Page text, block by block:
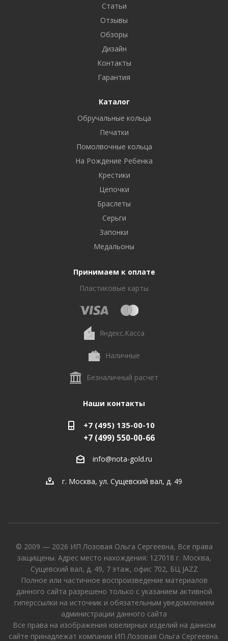
Статьи
Отзывы
Обзоры
Дизайн
Контакты
Гарантия
Каталог
Обручальные кольца
Печатки
Помолвочные кольца
На Рождение Ребенка
Крестики
Цепочки
Браслеты
Серьги
Запонки
Медальоны
Принимаем к оплате
Пластиковые карты
Яндекс.Касса
Наличные
Безналичный расчет
Наши контакты
+7 (495) 135-00-10
+7 (499) 550-00-66
info@nota-gold.ru
г. Москва, ул. Сущевский вал, д. 49
© 2009 — 2026 ИП Лозовая Ольга Сергеевна, Все права
защищены. Адрес место нахождения: 127018 г. Москва,
Сущевский вал, д. 49, 7 этаж, офис 702, БЦ JAZZ
Полное или частичное воспроизведение материалов
данного сайта разрешено только с указанием активной
гиперссылки на источник и обязательным уведомлением
администрации данного сайта
Все права на изображения ювелирных изделий на данном
сайте принадлежат компании ИП Лозовая Ольга Сергеевна.